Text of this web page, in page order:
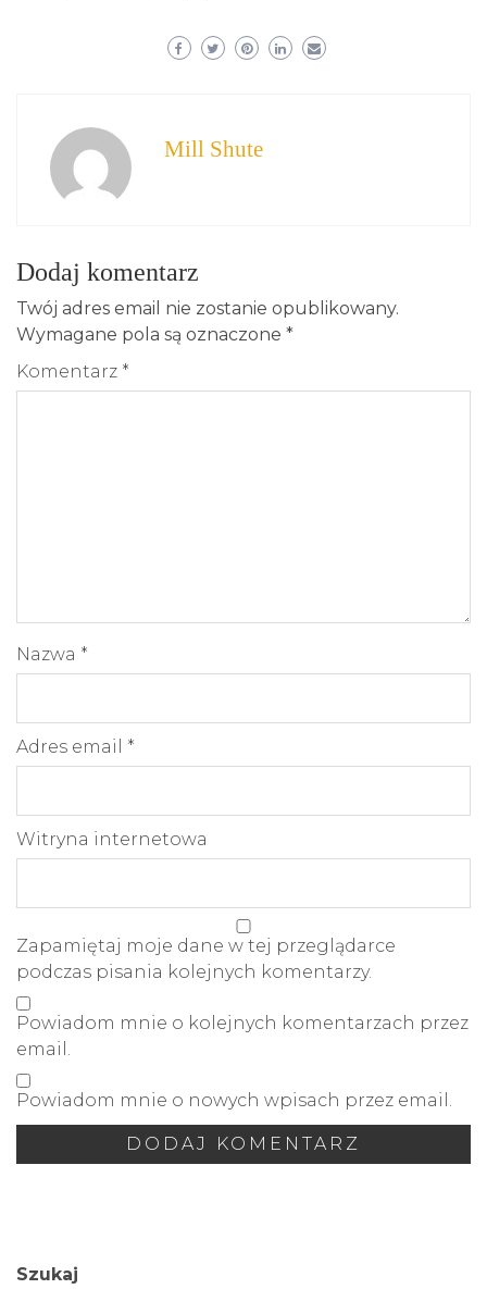
Mill Shute
Dodaj komentarz
Twój adres email nie zostanie opublikowany.
Wymagane pola są oznaczone *
Komentarz *
Nazwa *
Adres email *
Witryna internetowa
Zapamiętaj moje dane w tej przeglądarce
podczas pisania kolejnych komentarzy.
Powiadom mnie o kolejnych komentarzach przez
email.
Powiadom mnie o nowych wpisach przez email.
Szukaj